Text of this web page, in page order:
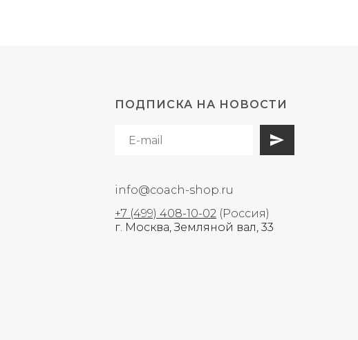
ПОДПИСКА НА НОВОСТИ
info@coach-shop.ru
+7 (499) 408-10-02 (Россия)
г. Москва, Земляной вал, 33